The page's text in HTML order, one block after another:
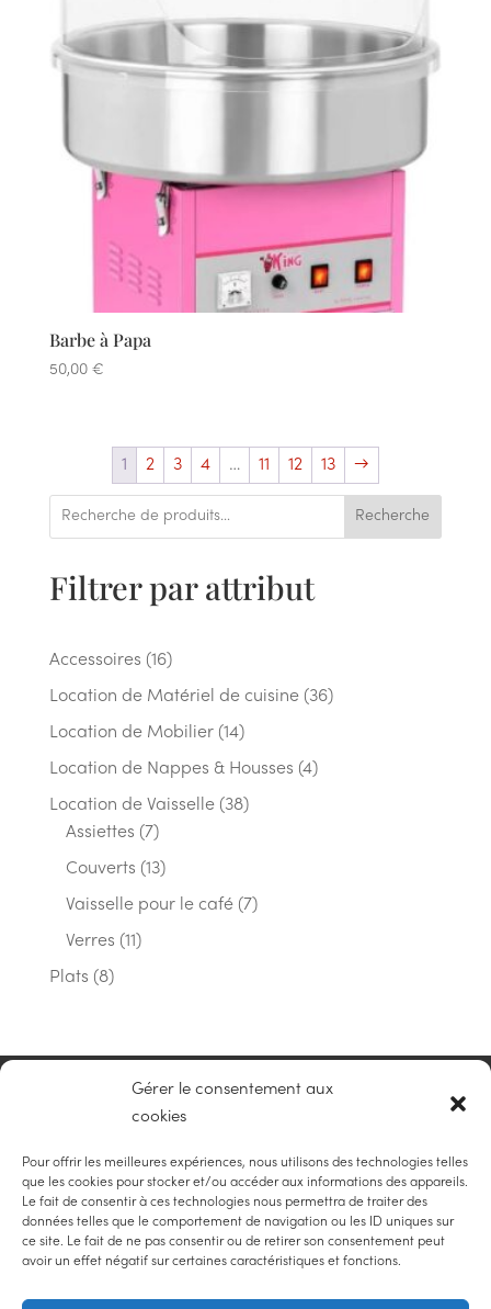
Gérer le consentement aux
cookies
Pour offrir les meilleures expériences, nous utilisons des technologies telles
que les cookies pour stocker et/ou accéder aux informations des appareils.
Le fait de consentir à ces technologies nous permettra de traiter des
données telles que le comportement de navigation ou les ID uniques sur
ce site. Le fait de ne pas consentir ou de retirer son consentement peut
avoir un effet négatif sur certaines caractéristiques et fonctions.
Barbe à Papa
50,00 €
1 2 3 4 … 11 12 13 →
Recherche
Filtrer par attribut
Accessoires 1616
produits
Location de Matériel de cuisine 3636
Location de Mobilier 1414
produits
Location de Nappes & Housses 44
Location de Vaisselle 3838
Assiettes 77
produits
Couverts 1313
produits
Vaisselle pour le café 77
Verres 1111
Plats 88
RÉALISATION